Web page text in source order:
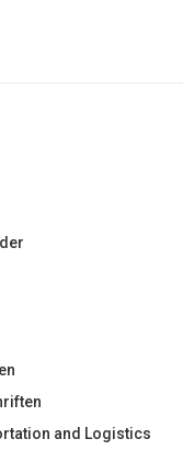
and Logistics